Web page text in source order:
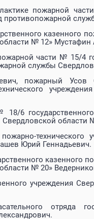
пожарной
противопожарной
казенного
№ 12» Мустафин
части № 15/4
службы
пожарный Усов
6
области
Юрий Геннадьевич.
казенного
№ 20»
учреждения
отряда